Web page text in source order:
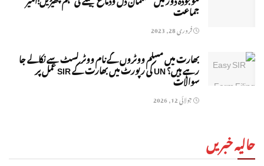
جماعت
فروری 28, 2023
بھارت میں مسلم ووٹروں کے نام ووٹر لسٹ سے نکالے جا
رہے ہیں؟ UN کی رپورٹ میں بھارت کے SIR عمل پر
سوالات
جولائی 12, 2026
حالیہ خبریں